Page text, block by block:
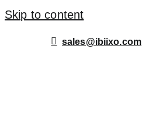
Skip to content
sales@ibiixo.com